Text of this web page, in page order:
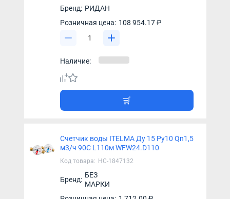
Бренд: РИДАН
Розничная цена: 108 954.17 ₽
Наличие:
Счетчик воды ITELMA Ду 15 Ру10 Qn1,5
м3/ч 90С L110м WFW24.D110
Код товара: НС-1847132
Бренд:
БЕЗ
МАРКИ